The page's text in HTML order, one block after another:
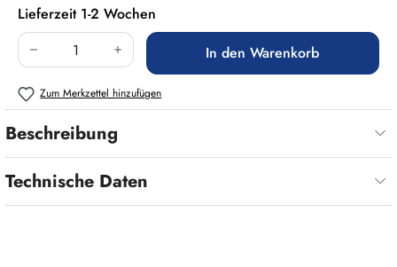
Lieferzeit 1-2 Wochen
Produkt Anzahl: Gib den gewünschten Wert
In den Warenkorb
Zum Merkzettel hinzufügen
Beschreibung
Technische Daten